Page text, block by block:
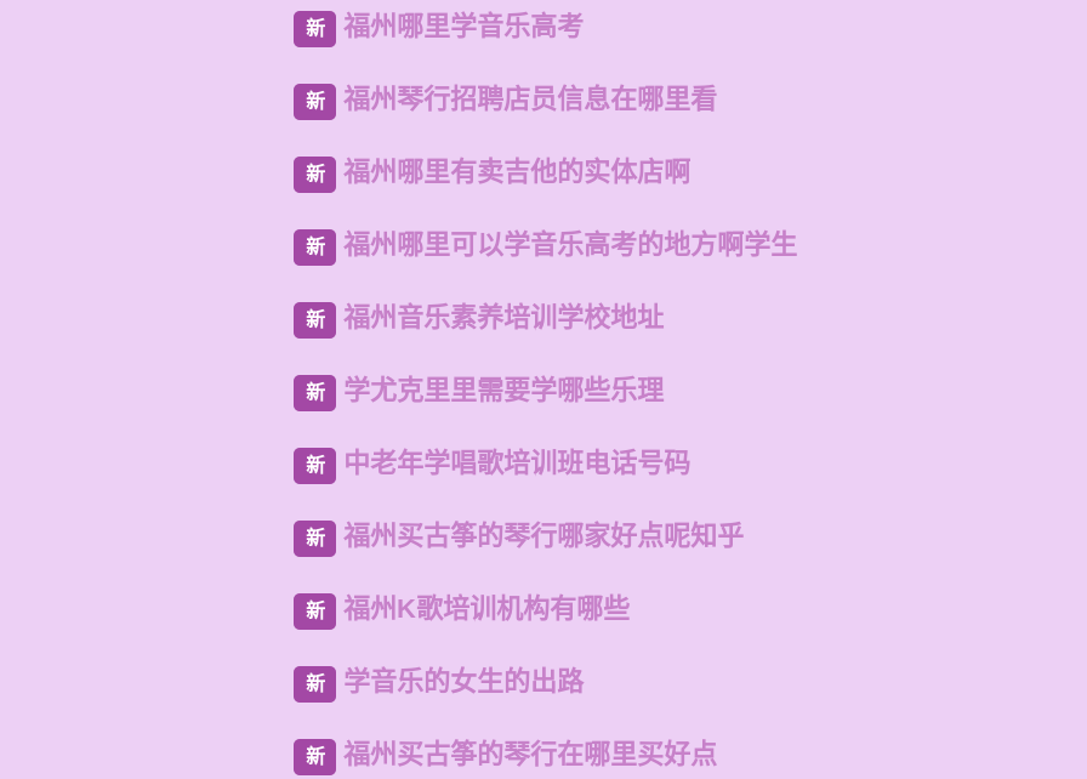
新 福州哪里学音乐高考
新 福州琴行招聘店员信息在哪里看
新 福州哪里有卖吉他的实体店啊
新 福州哪里可以学音乐高考的地方啊学生
新 福州音乐素养培训学校地址
新 学尤克里里需要学哪些乐理
新 中老年学唱歌培训班电话号码
新 福州买古筝的琴行哪家好点呢知乎
新 福州K歌培训机构有哪些
新 学音乐的女生的出路
新 福州买古筝的琴行在哪里买好点